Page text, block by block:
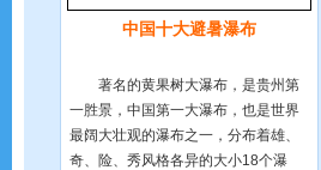
中国十大避暑瀑布
著名的黄果树大瀑布，是贵州第
一胜景，中国第一大瀑布，也是世界
最阔大壮观的瀑布之一，分布着雄、
奇、险、秀风格各异的大小18个瀑